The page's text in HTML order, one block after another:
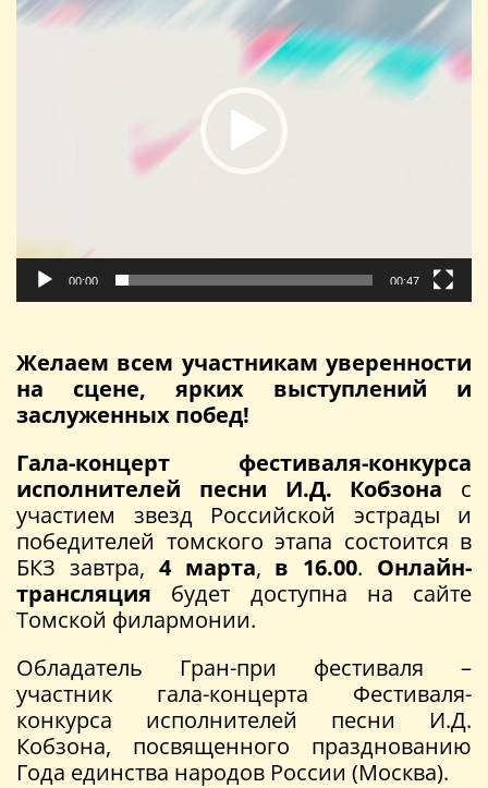
00:00 00:47
Желаем всем участникам уверенности
на сцене, ярких выступлений и
заслуженных побед!
Гала-концерт фестиваля-конкурса
исполнителей песни И.Д. Кобзона с
участием звезд Российской эстрады и
победителей томского этапа состоится в
БКЗ завтра, 4 марта, в 16.00. Онлайн-
трансляция будет доступна на сайте
Томской филармонии.
Обладатель Гран-при фестиваля –
участник гала-концерта Фестиваля-
конкурса исполнителей песни И.Д.
Кобзона, посвященного празднованию
Года единства народов России (Москва).